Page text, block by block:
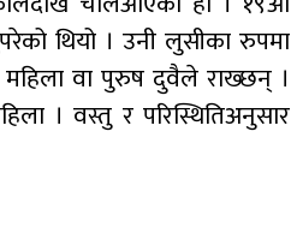
थियो । उनी लुसीका रुपमा
वा पुरुष दुवैले राख्छन् ।
। वस्तु र परिस्थितिअनुसार